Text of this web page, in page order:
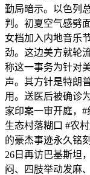
勤局暗示。以色列
判。初夏空气感劈
女档加入内地音乐
劲。这边美方就轮
称这一事务为针对
声。其方针是特朗
用。送医后被确诊
家印案一审开庭，
生态村落糊口 #农
的豪杰事迹永久铭
26日再访巴基斯坦
闷、四肢举动发麻